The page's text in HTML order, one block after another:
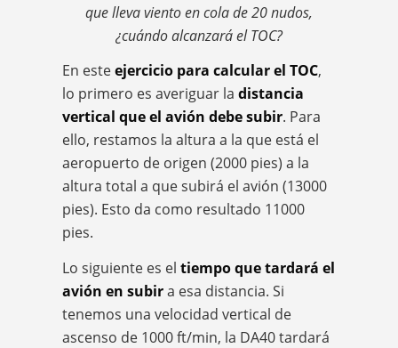
que lleva viento en cola de 20 nudos,
¿cuándo alcanzará el TOC?
En esteejercicio para calcular el TOC,
lo primero es averiguar la distancia
vertical que el avión debe subir. Para
ello, restamos la altura a la que está el
aeropuerto de origen (2000 pies) a la
altura total a que subirá el avión (13000
pies). Esto da como resultado 11000
pies.
Lo siguiente es el tiempo que tardará el
avión en subira esa distancia. Si
tenemos una velocidad vertical de
ascenso de 1000 ft/min, la DA40 tardará